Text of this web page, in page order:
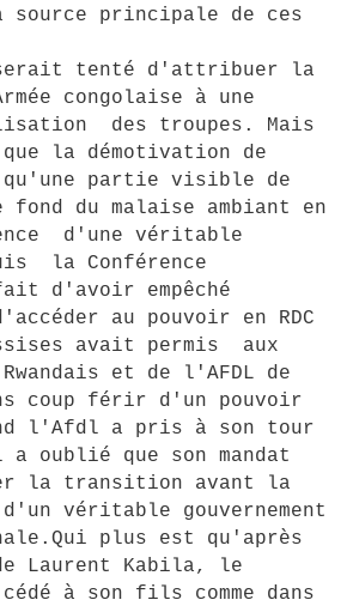
source principale de ces
tenté d'attribuer la
congolaise à une
des troupes. Mais
que la démotivation de
partie visible de
du malaise ambiant en
d'une véritable
la Conférence
d'avoir empêché
au pouvoir en RDC
avait permis aux
et de l'AFDL de
coup férir d'un pouvoir
l'Afdl a pris à son tour
oublié que son mandat
la transition avant la
véritable gouvernement
plus est qu'après
Laurent Kabila, le
à son fils comme dans